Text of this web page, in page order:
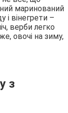
маринований
і вінегрети –
верби легко
овочі на зиму,
з